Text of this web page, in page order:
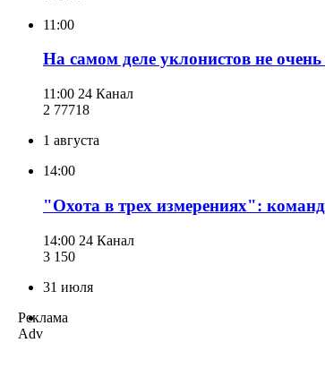
11:00
На самом деле уклонистов не
11:00 24 Канал
2 77718
1 августа
14:00
"Охота в трех измерениях":
14:00 24 Канал
3 150
31 июля
Реклама
Adv